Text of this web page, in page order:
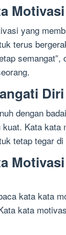
yang
terus
dengan
Kata kata
tetap tegar
kata kata
kata